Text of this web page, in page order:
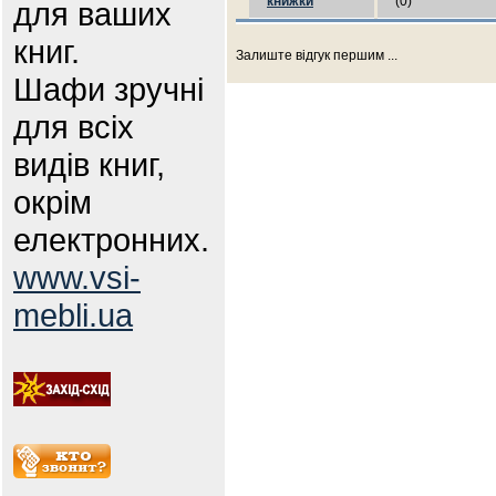
для ваших
книг.
Шафи зручні
для всіх
видів книг,
окрім
електронних.
www.vsi-
mebli.ua
Залиште відгук першим ...